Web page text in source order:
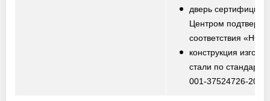
дверь
Центром
соответствия
конструкция
стали по
001-37524726-2012